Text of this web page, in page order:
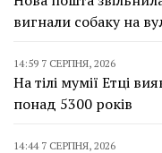
вигнали собаку на
14:59 7 СЕРПНЯ, 2026
На тілі мумії Етці
понад 5300 років
14:44 7 СЕРПНЯ, 2026